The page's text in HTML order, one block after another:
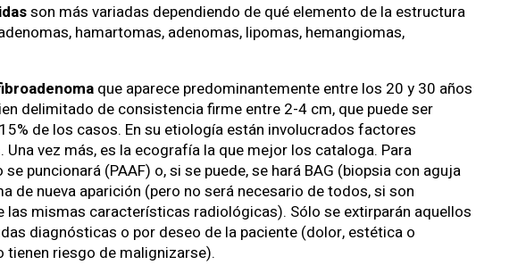
son más variadas dependiendo de qué elemento de la estructura
hamartomas, adenomas, lipomas, hemangiomas,
que aparece predominantemente entre los 20 y 30 años
delimitado de consistencia firme entre 2-4 cm, que puede ser
de los casos. En su etiología están involucrados factores
vez más, es la ecografía la que mejor los cataloga. Para
puncionará (PAAF) o, si se puede, se hará BAG (biopsia con aguja
de nueva aparición (pero no será necesario de todos, si son
las mismas características radiológicas). Sólo se extirparán aquellos
diagnósticas o por deseo de la paciente (dolor, estética o
tienen riesgo de malignizarse).